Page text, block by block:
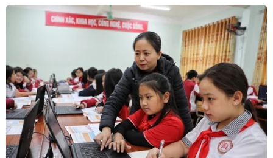
doanhnhân nổi tiếng liên quan đến một cuộc
điều tra tham nhũng.
Tổng thống Zatlers cho rằng việc quốc hội cản
trở một cuộc điều tra thamnhũng "thể hiện sự
thiếu tôn trọng cơ quan tư pháp" và "báo động
sự xung độtgiữa quyền hạn của cơ quan lập
pháp và bộ máy tư pháp."